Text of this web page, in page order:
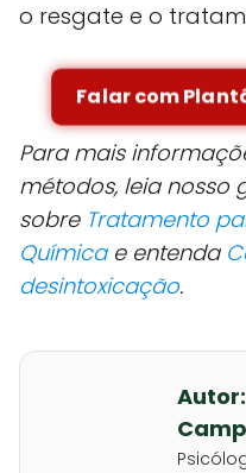
o resgate e o
Falar com
Para mais
métodos, leia nosso
sobre Tratamento
Químicae entenda
desintoxicação.